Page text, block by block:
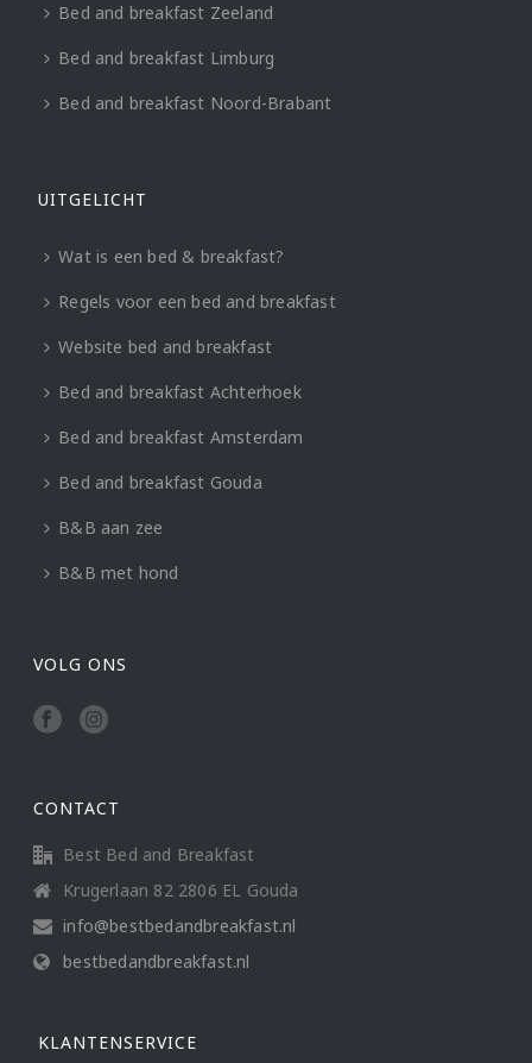
Bed and breakfast Zeeland
Bed and breakfast Limburg
Bed and breakfast Noord-Brabant
UITGELICHT
Wat is een bed & breakfast?
Regels voor een bed and breakfast
Website bed and breakfast
Bed and breakfast Achterhoek
Bed and breakfast Amsterdam
Bed and breakfast Gouda
B&B aan zee
B&B met hond
VOLG ONS
CONTACT
Best Bed and Breakfast
Krugerlaan 82 2806 EL Gouda
info@bestbedandbreakfast.nl
bestbedandbreakfast.nl
KLANTENSERVICE